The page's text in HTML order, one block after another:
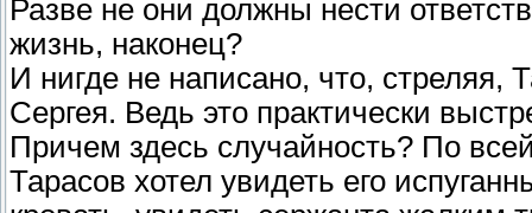
Разве не они должны нести
жизнь, наконец?
И нигде не написано, что, стреляя,
Сергея. Ведь это практически
Причем здесь случайность? По
Тарасов хотел увидеть его